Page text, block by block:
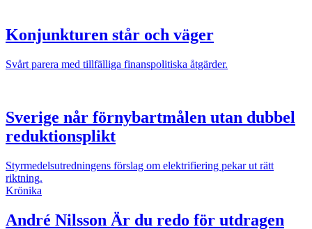
Konjunkturen står och väger
Svårt parera med tillfälliga finanspolitiska åtgärder.
Sverige når förnybartmålen utan dubbel
reduktionsplikt
Styrmedelsutredningens förslag om elektrifiering pekar ut rätt
riktning.
Krönika
André Nilsson Är du redo för utdragen